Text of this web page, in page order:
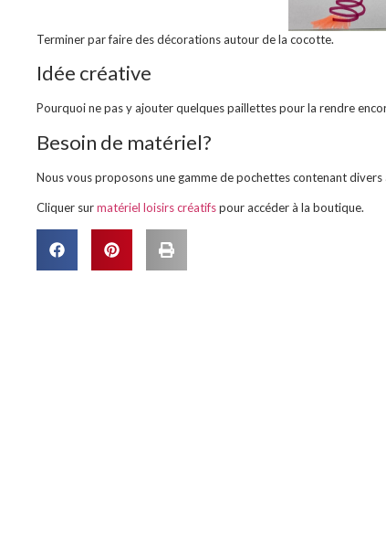
Terminer par faire des décorations autour de la cocotte.
Idée créative
Pourquoi ne pas y ajouter quelques paillettes pour la rendre
Besoin de matériel?
Nous vous proposons une gamme de pochettes contenant
Cliquer surmatériel loisirs créatifspour accéder à la boutique.